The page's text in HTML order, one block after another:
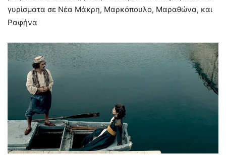
γυρίσματα σε Νέα Μάκρη, Μαρκόπουλο, Μαραθώνα, και
Ραφήνα